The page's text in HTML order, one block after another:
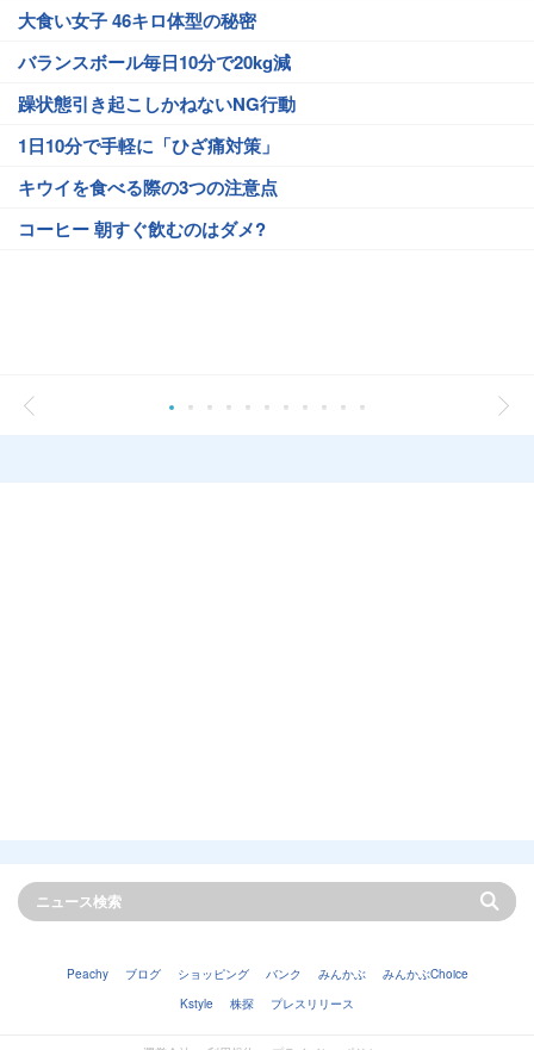
大食い女子 46キロ体型の秘密
バランスボール毎日10分で20kg減
躁状態引き起こしかねないNG行動
1日10分で手軽に「ひざ痛対策」
キウイを食べる際の3つの注意点
コーヒー 朝すぐ飲むのはダメ?
Peachy ブログ ショッピング バンク みんかぶ
みんかぶChoice
Kstyle
株探 プレスリリース